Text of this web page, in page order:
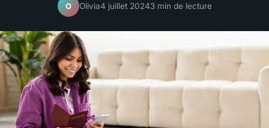
O Olivia4 juillet 20243 min de lecture